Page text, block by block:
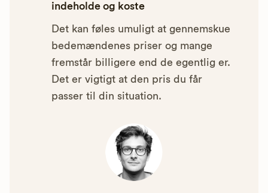
indeholde og koste
Det kan føles umuligt at gennemskue
bedemændenes priser og mange
fremstår billigere end de egentlig er.
Det er vigtigt at den pris du får
passer til din situation.